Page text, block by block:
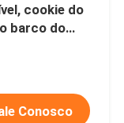
cookie do
barco do
Conosco